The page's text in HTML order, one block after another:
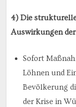
4) Die strukturelle
Auswirkungen
Sofort
Löhnen und
Bevölkerung
der Krise in